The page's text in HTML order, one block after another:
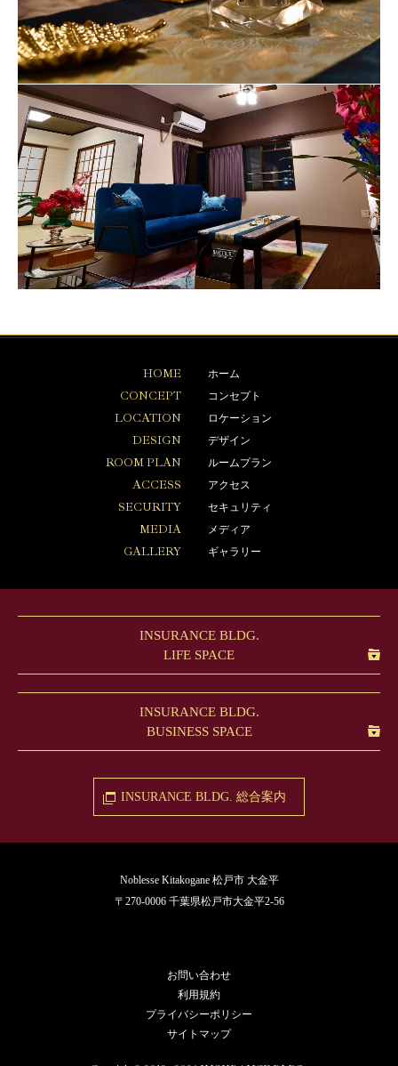
HOME ホーム
CONCEPT コンセプト
LOCATION ロケーション
DESIGN デザイン
ROOM PLAN ルームプラン
ACCESS アクセス
SECURITY セキュリティ
MEDIA メディア
GALLERY ギャラリー
INSURANCE BLDG.
LIFE SPACE
INSURANCE BLDG.
BUSINESS SPACE
INSURANCE BLDG. 総合案内
Noblesse Kitakogane松戸市 大金平
〒270-0006 千葉県松戸市大金平2-56
お問い合わせ
利用規約
プライバシーポリシー
サイトマップ